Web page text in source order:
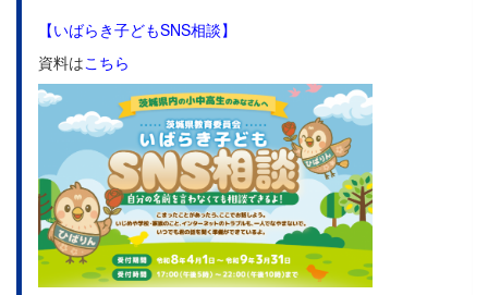
【いばらき子どもSNS相談】
資料はこちら